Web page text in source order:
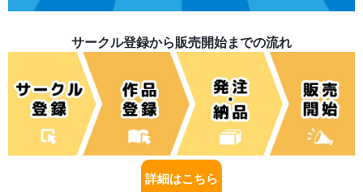
サークル登録から販売開始までの流れ
詳細はこちら